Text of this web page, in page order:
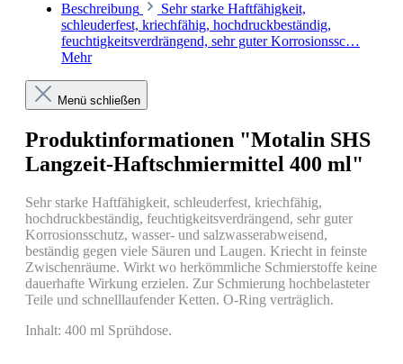
Beschreibung
Sehr starke Haftfähigkeit,
schleuderfest, kriechfähig, hochdruckbeständig,
feuchtigkeitsverdrängend, sehr guter Korrosionssc…
Mehr
Menü schließen
Produktinformationen "Motalin SHS
Langzeit-Haftschmiermittel 400 ml"
Sehr starke Haftfähigkeit, schleuderfest, kriechfähig,
hochdruckbeständig, feuchtigkeitsverdrängend, sehr guter
Korrosionsschutz, wasser- und salzwasserabweisend,
beständig gegen viele Säuren und Laugen. Kriecht in feinste
Zwischenräume. Wirkt wo herkömmliche Schmierstoffe keine
dauerhafte Wirkung erzielen. Zur Schmierung hochbelasteter
Teile und schnelllaufender Ketten. O-Ring verträglich.
Inhalt: 400 ml Sprühdose.